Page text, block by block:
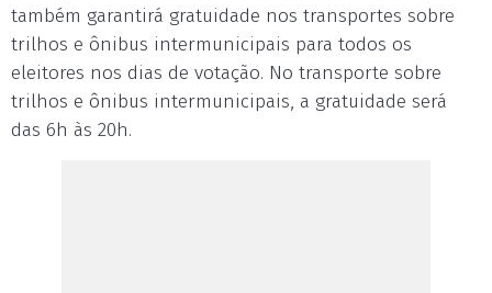
também garantirá gratuidade nos transportes sobre
trilhos e ônibus intermunicipais para todos os
eleitores nos dias de votação. No transporte sobre
trilhos e ônibus intermunicipais, a gratuidade será
das 6h às 20h.